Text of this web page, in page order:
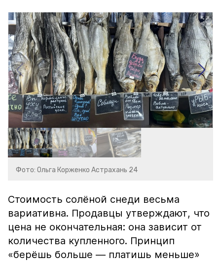
Фото: Ольга Корженко Астрахань 24
Стоимость солёной снеди весьма
вариативна. Продавцы утверждают, что
цена не окончательная: она зависит от
количества купленного. Принцип
«берёшь больше — платишь меньше»